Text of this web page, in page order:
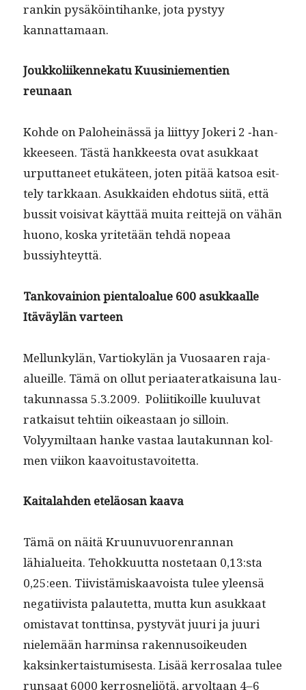
rankin pysäköin­ti­hanke, jota pystyy
kannattamaan.
Joukkoli­iken­nekatu Kuusiniemen­tien
reunaan
Kohde on Palo­heinässä ja liit­tyy Jok­eri 2 ‑han­
kkeeseen. Tästä han­kkeesta ovat asukkaat
urput­ta­neet etukä­teen, joten pitää kat­soa esit­
te­ly tarkkaan. Asukkaiden ehdo­tus siitä, että
bus­sit voisi­vat käyt­tää mui­ta reit­te­jä on vähän
huono, kos­ka yritetään tehdä nopeaa
bussiyhteyttä.
Tanko­vain­ion pien­taloalue 600 asukkaalle
Itäväylän varteen
Mel­lunkylän, Var­tiokylän ja Vuosaaren raja-
alueille. Tämä on ollut peri­aat­er­atkaisuna lau­
takun­nas­sa 5.3.2009. Poli­itikoille kuu­lu­vat
ratkaisut tehti­in oikeas­t­aan jo sil­loin.
Volyymil­taan han­ke vas­taa lau­takun­nan kol­
men viikon kaavoitustavoitetta.
Kaita­lah­den eteläosan kaava
Tämä on näitä Kru­unuvuoren­ran­nan
lähialuei­ta. Tehokku­ut­ta nos­te­taan 0,13:sta
0,25:een. Tiivistämiskaavoista tulee yleen­sä
negati­ivista palautet­ta, mut­ta kun asukkaat
omis­ta­vat tont­tin­sa, pystyvät juuri ja juuri
nielemään harmin­sa raken­nu­soikeu­den
kaksinker­tais­tu­mis­es­ta. Lisää ker­rosalaa tulee
run­saat 6000 ker­rosneliötä, arvoltaan 4–6